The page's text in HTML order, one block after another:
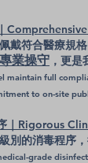
戴符合醫療規
業操守 ，更
maintain full
to on-site
｜Rigorous
別的消毒程序
grade